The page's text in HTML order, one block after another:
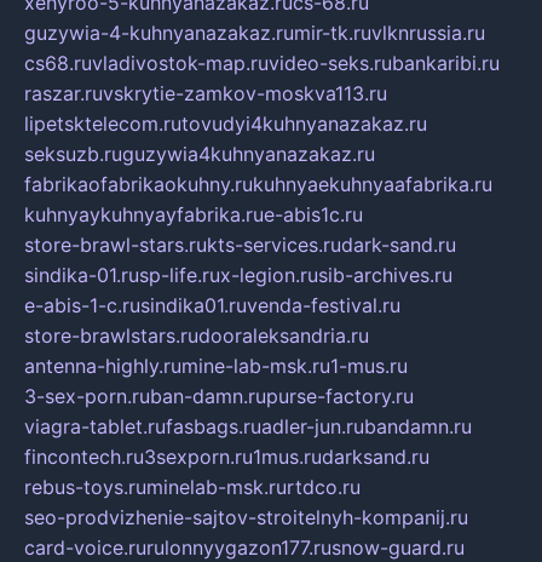
guzywia-4-kuhnyanazakaz.rumir-tk.ruvlknrussia.ru
cs68.ruvladivostok-map.ruvideo-seks.rubankaribi.ru
raszar.ruvskrytie-zamkov-moskva113.ru
lipetsktelecom.rutovudyi4kuhnyanazakaz.ru
seksuzb.ruguzywia4kuhnyanazakaz.ru
fabrikaofabrikaokuhny.rukuhnyaekuhnyaafabrika.ru
kuhnyaykuhnyayfabrika.rue-abis1c.ru
store-brawl-stars.rukts-services.rudark-sand.ru
sindika-01.rusp-life.rux-legion.rusib-archives.ru
e-abis-1-c.rusindika01.ruvenda-festival.ru
store-brawlstars.rudooraleksandria.ru
antenna-highly.rumine-lab-msk.ru1-mus.ru
3-sex-porn.ruban-damn.rupurse-factory.ru
viagra-tablet.rufasbags.ruadler-jun.rubandamn.ru
fincontech.ru3sexporn.ru1mus.rudarksand.ru
rebus-toys.ruminelab-msk.rurtdco.ru
seo-prodvizhenie-sajtov-stroitelnyh-kompanij.ru
card-voice.rurulonnyygazon177.rusnow-guard.ru